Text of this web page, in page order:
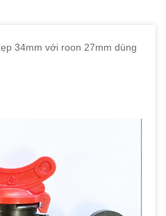
34mm với roon 27mm dùng